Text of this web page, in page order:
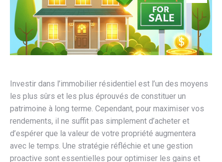
Investir dans l’immobilier résidentiel est l’un des moyens
les plus sûrs et les plus éprouvés de constituer un
patrimoine à long terme. Cependant, pour maximiser vos
rendements, il ne suffit pas simplement d’acheter et
d’espérer que la valeur de votre propriété augmentera
avec le temps. Une stratégie réfléchie et une gestion
proactive sont essentielles pour optimiser les gains et